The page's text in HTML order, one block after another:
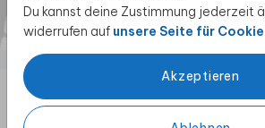
Du kannst deine Zustimmung jederzeit
widerrufen auf unsere Seite für
Akzeptieren
KIRCHENHEFT